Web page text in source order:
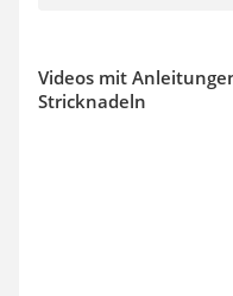
Videos mit
Stricknadeln